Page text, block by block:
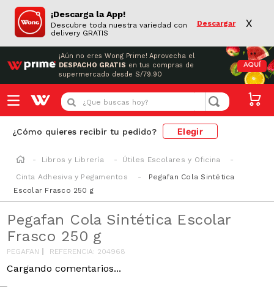
¡Descarga la App!
Descubre toda nuestra variedad con
delivery GRATIS
Descargar X
¡Aún no eres Wong Prime! Aprovecha el
DESPACHO GRATIS en tus compras de
supermercado desde S/79.90
AQUÍ
¿Que buscas hoy?
¿Cómo quieres recibir tu pedido? Elegir
Libros y Librería
Útiles Escolares y Oficina
Cinta Adhesiva y Pegamentos
Pegafan Cola Sintética
Escolar Frasco 250 g
Pegafan Cola Sintética Escolar
Frasco 250 g
PEGAFAN REFERENCIA: 204968
Cargando comentarios...